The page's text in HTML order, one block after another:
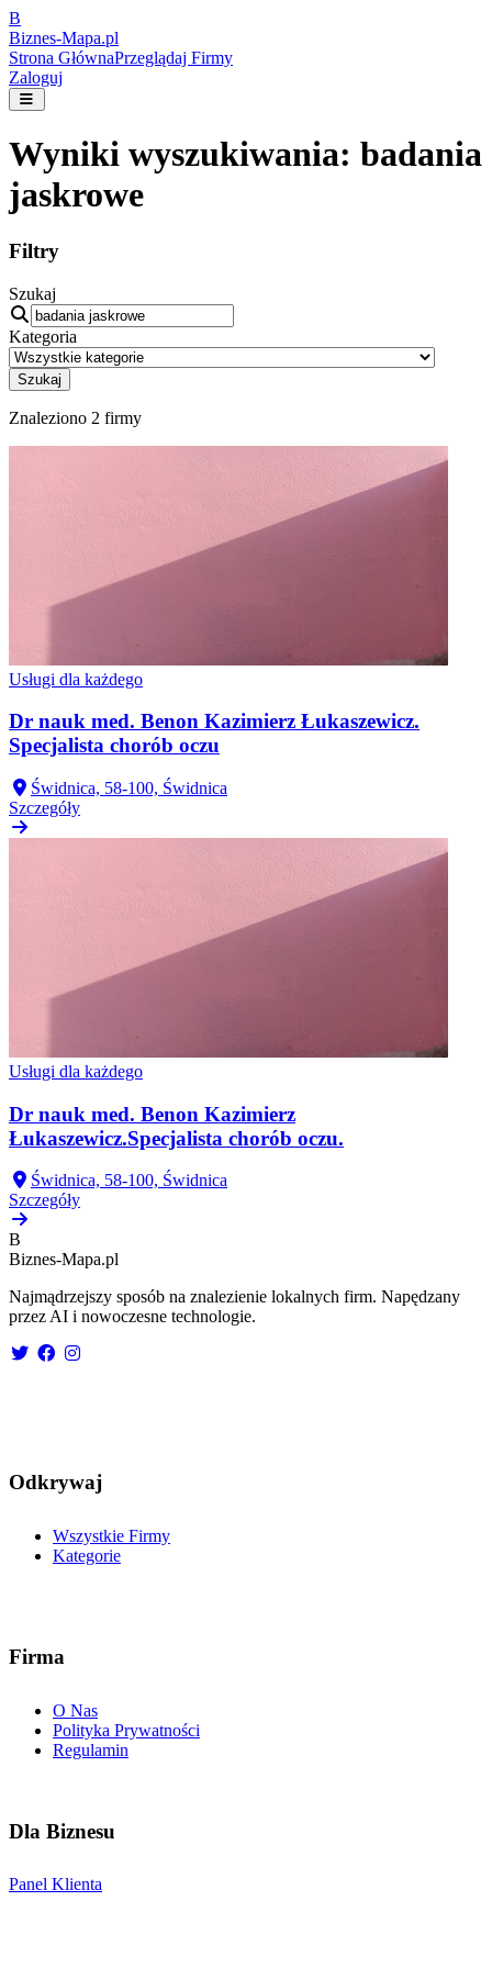
B
Biznes-Mapa.pl
Strona GłównaPrzeglądaj Firmy
Zaloguj
Wyniki wyszukiwania: badania
jaskrowe
Filtry
Szukaj
Kategoria
Szukaj
Znaleziono 2 firmy
Usługi dla każdego
Dr nauk med. Benon Kazimierz Łukaszewicz.
Specjalista chorób oczu
Świdnica, 58-100, Świdnica
Szczegóły
Usługi dla każdego
Dr nauk med. Benon Kazimierz
Łukaszewicz.Specjalista chorób oczu.
Świdnica, 58-100, Świdnica
Szczegóły
B
Biznes-Mapa.pl
Najmądrzejszy sposób na znalezienie lokalnych firm. Napędzany
przez AI i nowoczesne technologie.
Odkrywaj
Wszystkie Firmy
Kategorie
Firma
O Nas
Polityka Prywatności
Regulamin
Dla Biznesu
Panel Klienta